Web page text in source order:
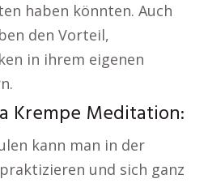
haben könnten. Auch
den Vorteil,
in ihrem eigenen
Krempe Meditation:
kann man in der
und sich ganz